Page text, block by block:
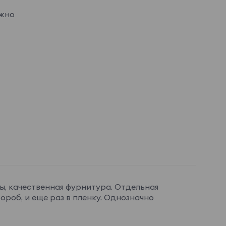
качественная фурнитура. Отдельная
и еще раз в пленку. Однозначно